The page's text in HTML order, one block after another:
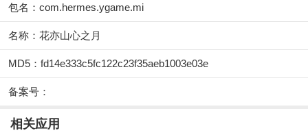
包名：com.hermes.ygame.mi
名称：花亦山心之月
MD5：fd14e333c5fc122c23f35aeb1003e03e
备案号：
相关应用